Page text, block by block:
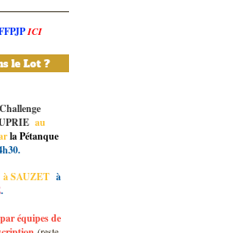
ICI
le Lot ?
au
la Pétanque
à SAUZET à
.
équipes de